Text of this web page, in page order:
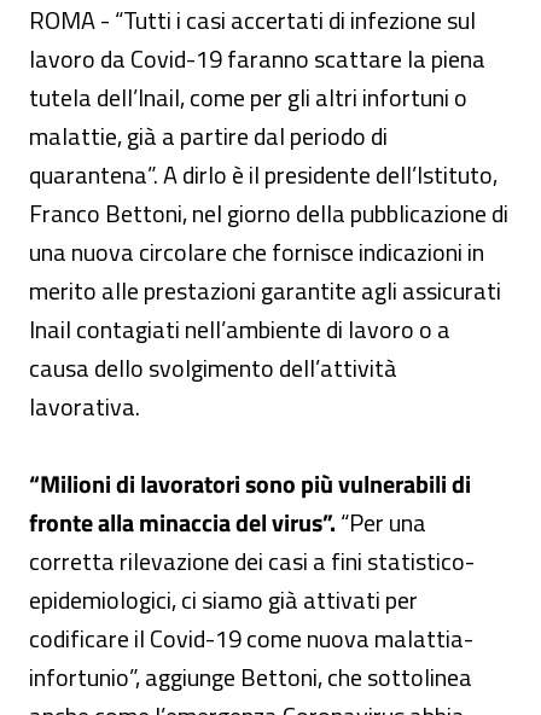
ROMA - “Tutti i casi accertati di infezione sul
lavoro da Covid-19 faranno scattare la piena
tutela dell’Inail, come per gli altri infortuni o
malattie, già a partire dal periodo di
quarantena”. A dirlo è il presidente dell’Istituto,
Franco Bettoni, nel giorno della pubblicazione di
una nuova circolare che fornisce indicazioni in
merito alle prestazioni garantite agli assicurati
Inail contagiati nell’ambiente di lavoro o a
causa dello svolgimento dell’attività
lavorativa.
“Milioni di lavoratori sono più vulnerabili di
fronte alla minaccia del virus”.“Per una
corretta rilevazione dei casi a fini statistico-
epidemiologici, ci siamo già attivati per
codificare il Covid-19 come nuova malattia-
infortunio”, aggiunge Bettoni, che sottolinea